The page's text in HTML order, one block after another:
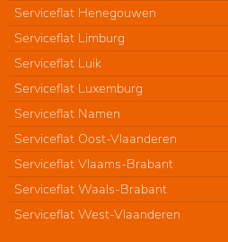
Serviceflat Henegouwen
Serviceflat Limburg
Serviceflat Luik
Serviceflat Luxemburg
Serviceflat Namen
Serviceflat Oost-Vlaanderen
Serviceflat Vlaams-Brabant
Serviceflat Waals-Brabant
Serviceflat West-Vlaanderen